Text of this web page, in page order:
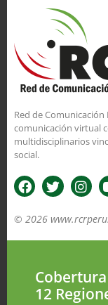
Red de Comunicación
comunicación virtual
multidisciplinarios
social.
© 2026
Cobertura
12